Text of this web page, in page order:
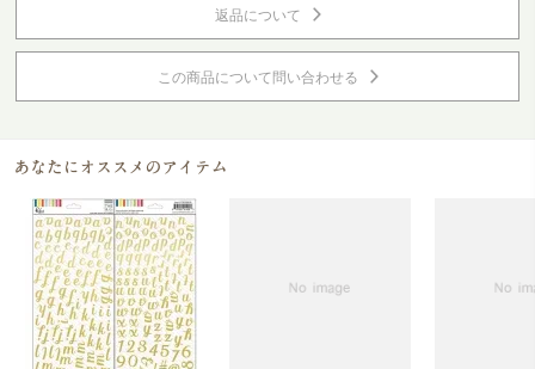
返品について
この商品について問い合わせる